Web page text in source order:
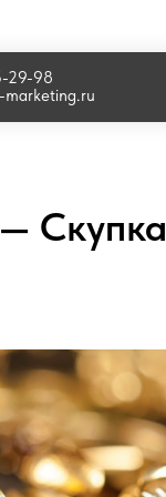
29-98
marketing.ru
Скупка